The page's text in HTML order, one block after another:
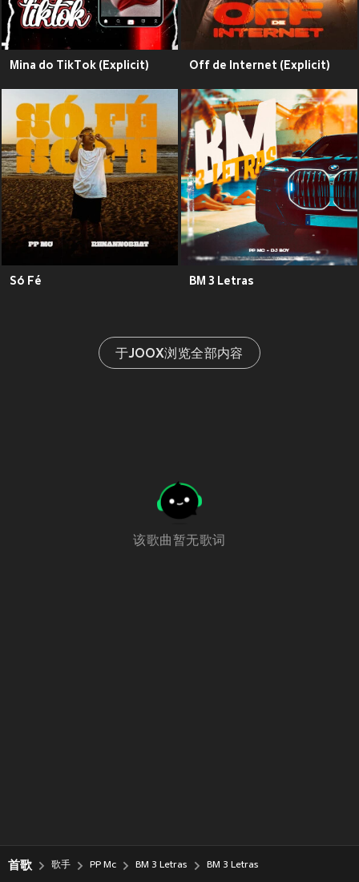
Mina do TikTok (Explicit) Off de Internet (Explicit)
Só Fé BM 3 Letras
于JOOX浏览全部内容
该歌曲暂无歌词
首歌 歌手 PP Mc BM 3 Letras BM 3 Letras